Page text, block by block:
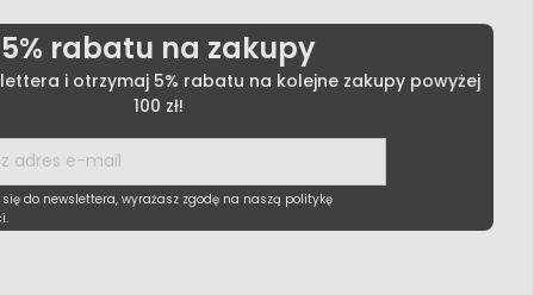
5% rabatu na zakupy
i otrzymaj 5% rabatu na kolejne zakupy powyżej
100 zł!
do newslettera, wyrażasz zgodę na naszą politykę